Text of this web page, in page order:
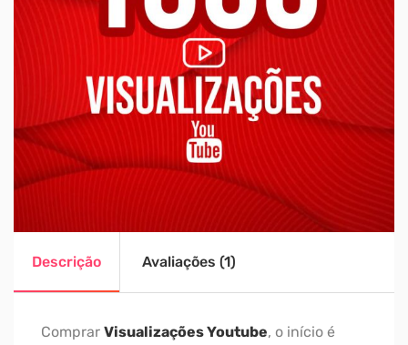
Descrição Avaliações (1)
Comprar Visualizações Youtube, o início é